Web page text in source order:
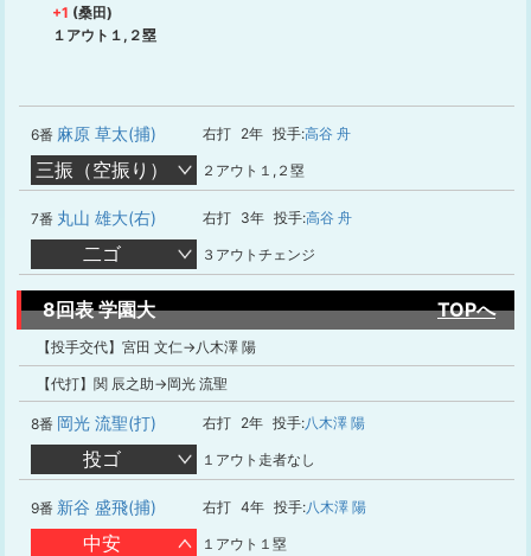
+1 (桑田)
１アウト１,２塁
6番 麻原 草太(捕) 右打 2年 投手:高谷 舟
三振（空振り） ２アウト１,２塁
7番 丸山 雄大(右) 右打 3年 投手:高谷 舟
二ゴ ３アウトチェンジ
8回表 学園大 TOPへ
【投手交代】宮田 文仁→八木澤 陽
【代打】関 辰之助→岡光 流聖
8番 岡光 流聖(打) 右打 2年 投手:八木澤 陽
投ゴ １アウト走者なし
9番 新谷 盛飛(捕) 右打 4年 投手:八木澤 陽
中安 １アウト１塁